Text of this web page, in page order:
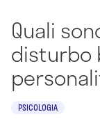
Quali
disturbo
PSICOLOGIA